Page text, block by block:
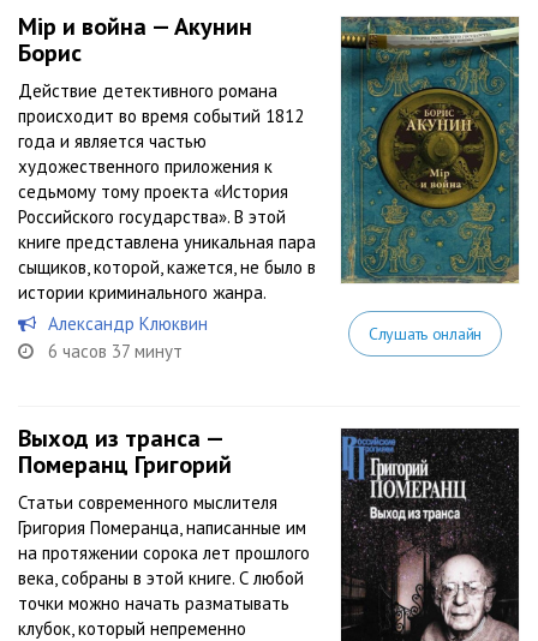
Мiр и война — Акунин
Борис
Действие детективного романа
происходит во время событий 1812
года и является частью
художественного приложения к
седьмому тому проекта «История
Российского государства». В этой
книге представлена уникальная пара
сыщиков, которой, кажется, не было в
истории криминального жанра.
Александр Клюквин
6 часов 37 минут
Слушать онлайн
Выход из транса —
Померанц Григорий
Статьи современного мыслителя
Григория Померанца, написанные им
на протяжении сорока лет прошлого
века, собраны в этой книге. С любой
точки можно начать разматывать
клубок, который непременно